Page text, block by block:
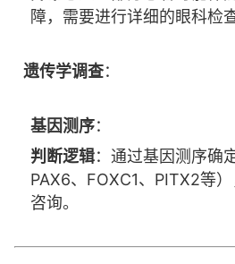
障，需要进行详细的眼科检查
遗传学调查：
基因测序：
判断逻辑：通过基因测序确
PAX6、FOXC1、PITX2等
咨询。